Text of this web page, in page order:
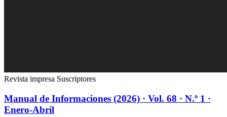
Revista impresa Suscriptores
Manual de Informaciones (2026) · Vol. 68 · N.º 1 ·
Enero-Abril